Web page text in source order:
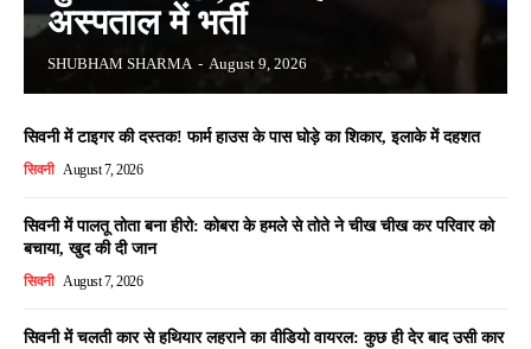
अस्पताल में भर्ती
SHUBHAM SHARMA - August 9, 2026
सिवनी में टाइगर की दस्तक! फार्म हाउस के पास घोड़े का शिकार, इलाके में दहशत
सिवनी August 7, 2026
सिवनी में पालतू तोता बना हीरो: कोबरा के हमले से तोते ने चीख चीख कर परिवार को
बचाया, खुद की दी जान
सिवनी August 7, 2026
सिवनी में चलती कार से हथियार लहराने का वीडियो वायरल: कुछ ही देर बाद उसी कार